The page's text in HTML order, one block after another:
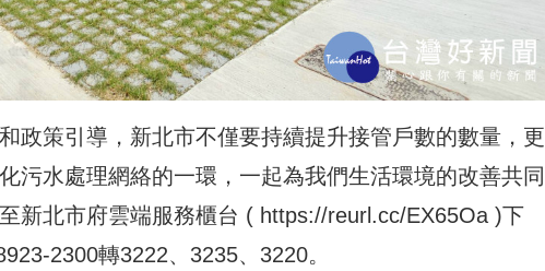
政策引導，新北市不僅要持續提升接管戶數的數量，更
污水處理網絡的一環，一起為我們生活環境的改善共同
新北市府雲端服務櫃台 ( https://reurl.cc/EX65Oa )下
2300轉3222、3235、3220。